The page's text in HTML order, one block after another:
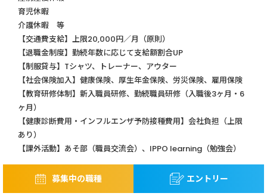
募集中の職種 エントリー
育児休暇
介護休暇 等
【交通費支給】上限20,000円／月（原則）
【退職金制度】勤続年数に応じて支給額割合UP
【制服貸与】Tシャツ、トレーナー、アウター
【社会保険加入】健康保険、厚生年金保険、労災保険、雇用保険
【教育研修体制】新入職員研修、勤続職員研修（入職後3ヶ月・6
ヶ月）
【健康診断費用・インフルエンザ予防接種費用】会社負担（上限
あり）
【課外活動】あそ部（職員交流会）、IPPO learning（勉強会）
児童発達支援管理責任者からのメッセージ